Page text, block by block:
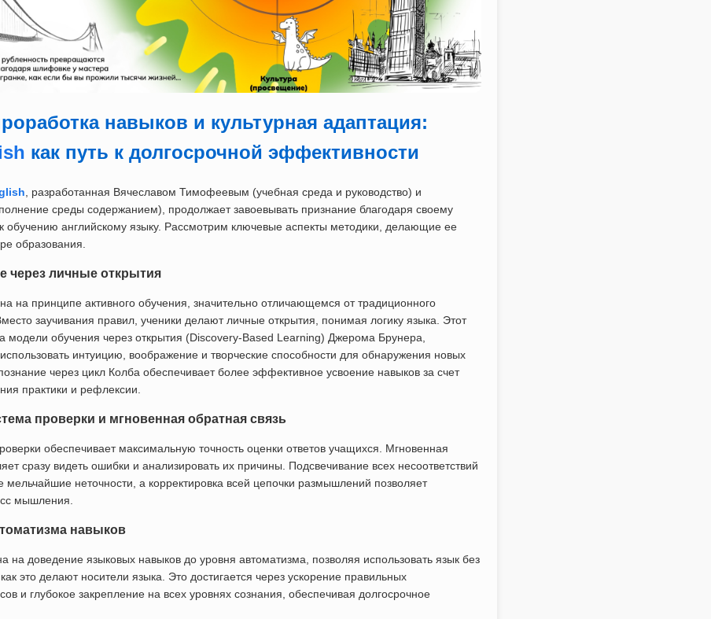
навыков и культурная адаптация:
как путь к долгосрочной эффективности
, разработанная Вячеславом Тимофеевым (учебная среда и руководство) и
среды содержанием), продолжает завоевывать признание благодаря своему
обучению английскому языку. Рассмотрим ключевые аспекты методики, делающие ее
образования.
через личные открытия
на принципе активного обучения, значительно отличающемся от традиционного
заучивания правил, ученики делают личные открытия, понимая логику языка. Этот
модели обучения через открытия (Discovery-Based Learning) Джерома Брунера,
интуицию, воображение и творческие способности для обнаружения новых
через цикл Колба обеспечивает более эффективное усвоение навыков за счет
практики и рефлексии.
проверки и мгновенная обратная связь
обеспечивает максимальную точность оценки ответов учащихся. Мгновенная
сразу видеть ошибки и анализировать их причины. Подсвечивание всех несоответствий
мельчайшие неточности, а корректировка всей цепочки размышлений позволяет
мышления.
навыков
на доведение языковых навыков до уровня автоматизма, позволяя использовать язык без
это делают носители языка. Это достигается через ускорение правильных
и глубокое закрепление на всех уровнях сознания, обеспечивая долгосрочное